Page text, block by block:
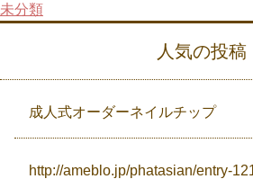
Campaign
Access
未分類
人気の投稿
成人式オーダーネイルチップ
http://ameblo.jp/phatasian/entry-